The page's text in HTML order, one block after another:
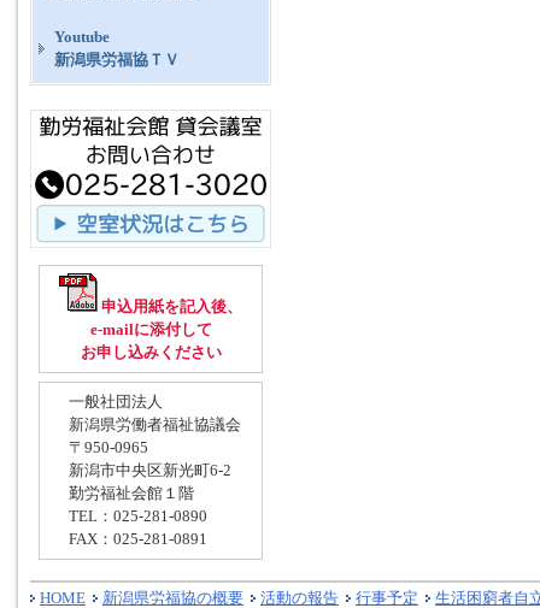
Youtube
新潟県労福協ＴＶ
申込用紙を記入後、
e-mailに添付して
お申し込みください
一般社団法人
新潟県労働者福祉協議会
〒950-0965
新潟市中央区新光町6-2
勤労福祉会館１階
TEL：025-281-0890
FAX：025-281-0891
HOME 新潟県労福協の概要 活動の報告 行事予定
生活困窮者自